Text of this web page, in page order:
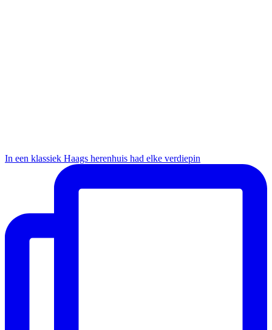
In een klassiek Haags herenhuis had elke verdiepin